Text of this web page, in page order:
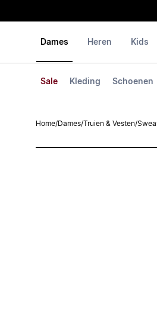
Dames
Sale Kleding Schoenen
Heren Kids
Home/Dames/Truien & Vesten/